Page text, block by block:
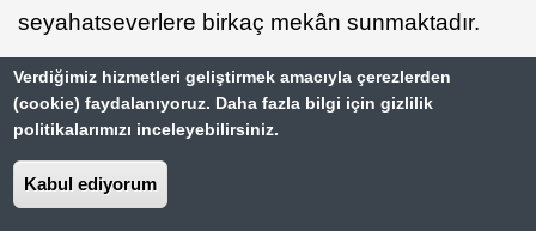
seyahatseverlere birkaç mekân sunmaktadır.
Devamını Oku
Verdiğimiz hizmetleri geliştirmek amacıyla çerezlerden
(cookie) faydalanıyoruz. Daha fazla bilgi için gizlilik
politikalarımızı inceleyebilirsiniz.
Kabul ediyorum